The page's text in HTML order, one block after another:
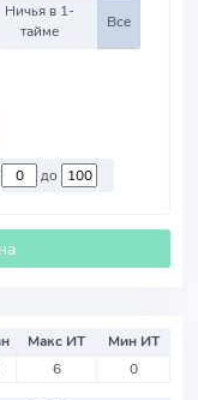
Ничья в 1-
тайме
Все
до
Макс ИТ
Мин ИТ
6 0